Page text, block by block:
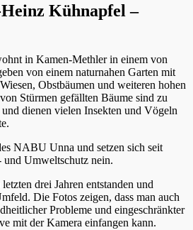
Kühnapfel –
in Kamen-Methler in einem von
von einem naturnahen Garten mit
Obstbäumen und weiteren hohen
Stürmen gefällten Bäume sind zu
dienen vielen Insekten und Vögeln
NABU Unna und setzen sich seit
und Umweltschutz nein.
drei Jahren entstanden und
Die Fotos zeigen, dass man auch
Probleme und eingeschränkter
mit der Kamera einfangen kann.